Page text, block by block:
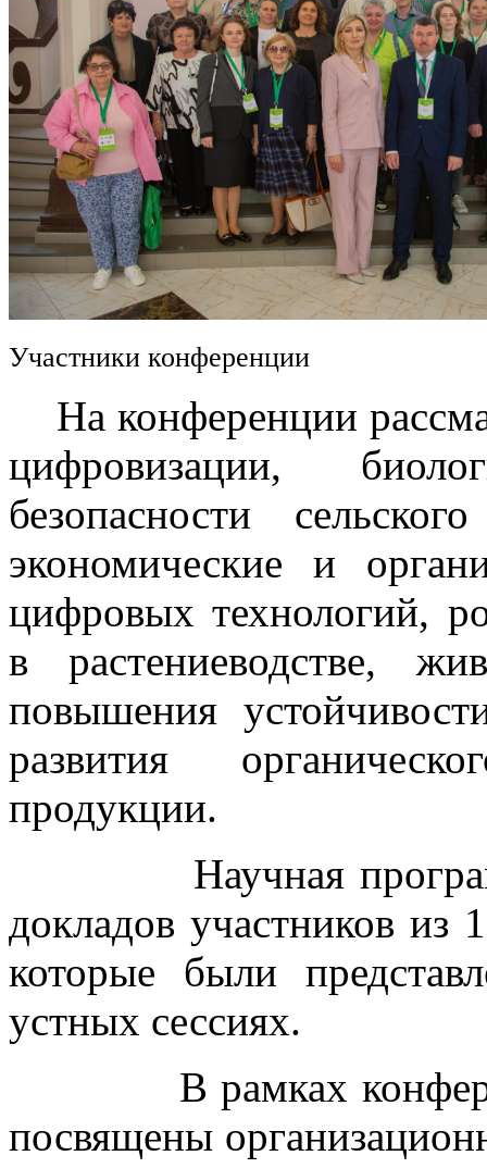
Участники конференции
На конференции
цифровизации,
безопасности
экономические и
цифровых технологий,
в растениеводстве,
повышения
развития
продукции.
Научная программа
докладов участников из
которые были
устных сессиях.
В рамках
посвящены